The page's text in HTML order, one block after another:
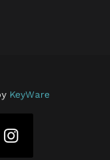
KeyWare
Instagram